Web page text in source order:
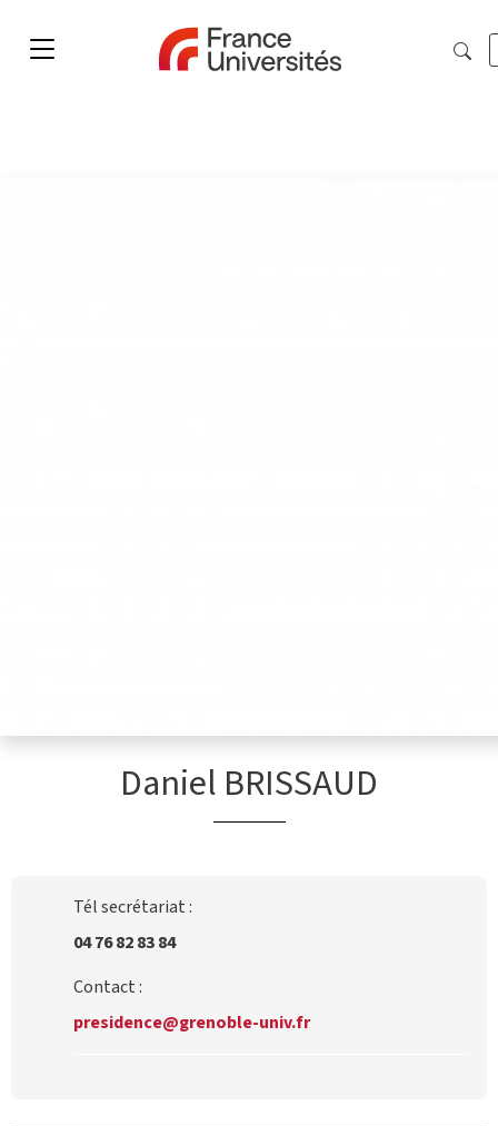
Daniel BRISSAUD
Tél secrétariat :
04 76 82 83 84
Contact :
presidence@grenoble-univ.fr